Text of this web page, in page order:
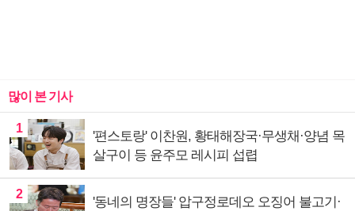
많이 본 기사
1
'편스토랑' 이찬원, 황태해장국·무생채·양념 목
살구이 등 윤주모 레시피 섭렵
2
'동네의 명장들' 압구정로데오 오징어 불고기·